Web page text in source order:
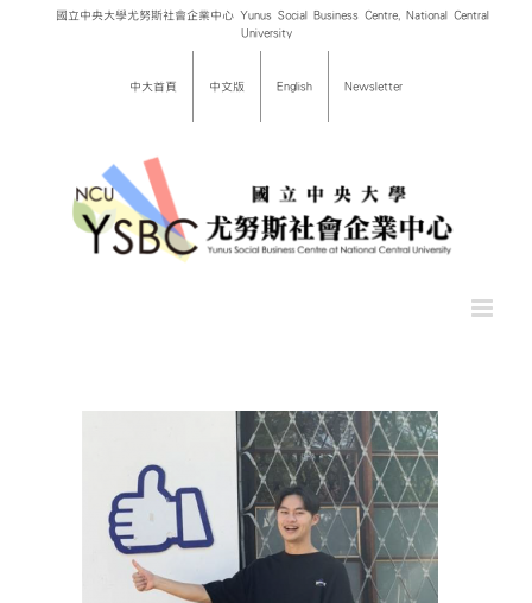
國立中央大學尤努斯社會企業中心 Yunus Social Business Centre, National Central
University
中大首頁 中文版 English Newsletter